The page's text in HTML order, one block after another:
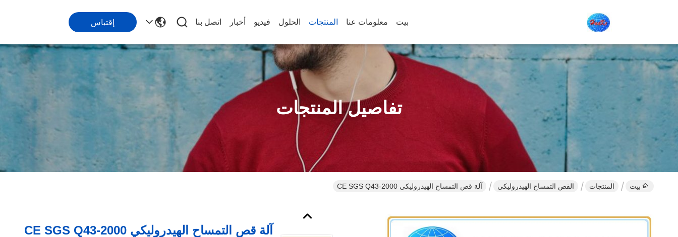
بيت معلومات عنا المنتجات الحلول فيديو أخبار اتصل بنا إقتباس
تفاصيل المنتجات
بيت المنتجات القص التمساح الهيدروليكي آلة قص التمساح الهيدروليكي CE SGS Q43-2000
آلة قص التمساح الهيدروليكي CE SGS Q43-2000